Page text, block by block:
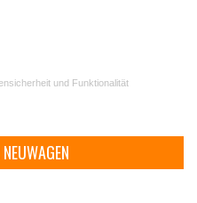
und Funktionalität